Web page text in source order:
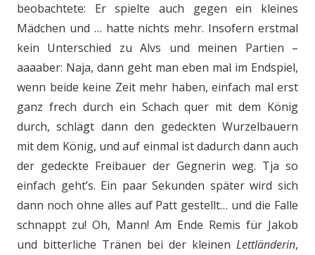
beobachtete: Er spielte auch gegen ein kleines
Mädchen und … hatte nichts mehr. Insofern erstmal
kein Unterschied zu Alvs und meinen Partien –
aaaaber: Naja, dann geht man eben mal im Endspiel,
wenn beide keine Zeit mehr haben, einfach mal erst
ganz frech durch ein Schach quer mit dem König
durch, schlägt dann den gedeckten Wurzelbauern
mit dem König, und auf einmal ist dadurch dann auch
der gedeckte Freibauer der Gegnerin weg. Tja so
einfach geht’s. Ein paar Sekunden später wird sich
dann noch ohne alles auf Patt gestellt… und die Falle
schnappt zu! Oh, Mann! Am Ende Remis für Jakob
und bitterliche Tränen bei der kleinen Lettländerin,